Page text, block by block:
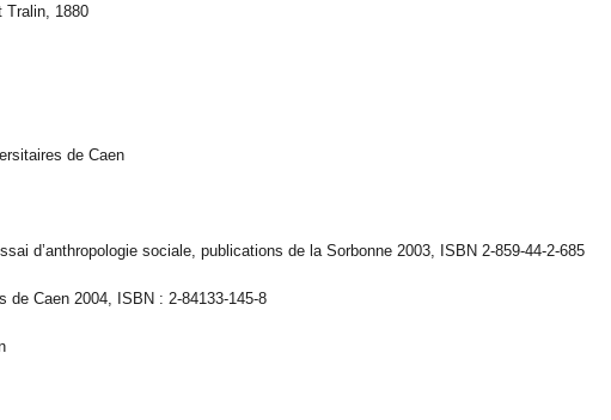
Tralin, 1880
de Caen
d’anthropologie sociale, publications de la Sorbonne 2003, ISBN 2-859-44-2-685
de Caen 2004, ISBN : 2-84133-145-8